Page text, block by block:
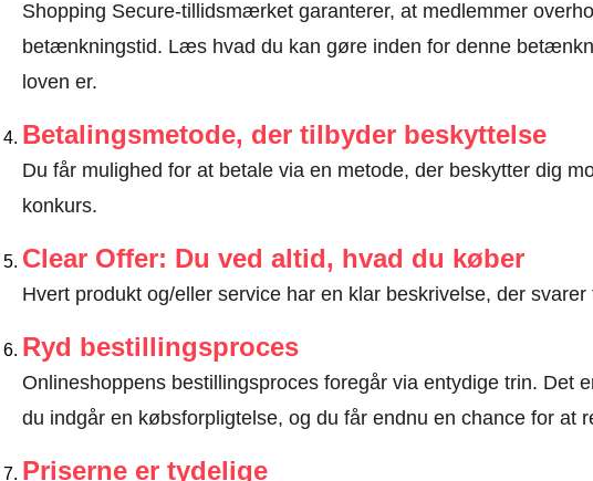
Shopping Secure-tillidsmærket garanterer, at medlemmer
betænkningstid. Læs hvad du kan gøre inden for denne
loven er.
Betalingsmetode, der tilbyder beskyttelse
Du får mulighed for at betale via en metode, der beskytter dig
konkurs.
Clear Offer: Du ved altid, hvad du køber
Hvert produkt og/eller service har en klar beskrivelse, der svarer
Ryd bestillingsproces
Onlineshoppens bestillingsproces foregår via entydige trin. Det
du indgår en købsforpligtelse, og du får endnu en chance for at
Priserne er tydelige